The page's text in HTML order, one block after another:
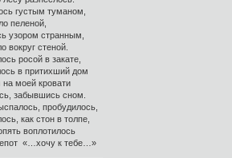
густым туманом,
пеленой,
узором странным,
вокруг стеной.
росой в закате,
в притихший дом
на моей кровати
забывшись сном.
пробудилось,
как стон в толпе,
воплотилось
«…хочу к тебе…»